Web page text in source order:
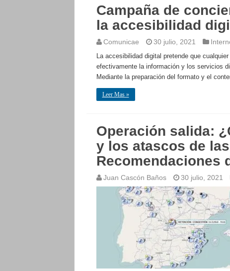
Campaña de
la accesibilidad
Comunicae 30 julio, 2021
La accesibilidad digital pretende que
efectivamente la información y los servicios
Mediante la preparación del formato y el
Leer Mas »
Operación salida:
y los atascos de
Recomendaciones
Juan Cascón Baños 30 julio, 2021